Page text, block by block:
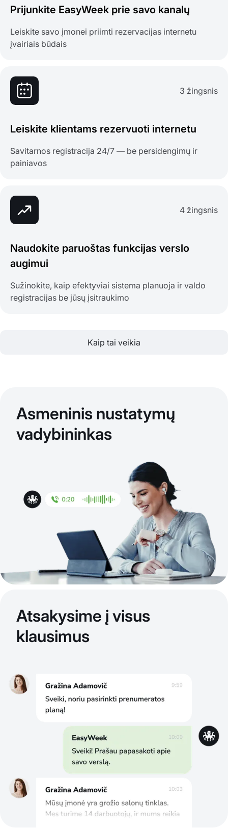
Prijunkite EasyWeek prie savo kanalų
Leiskite savo įmonei priimti rezervacijas internetu
įvairiais būdais
3 žingsnis
Leiskite klientams rezervuoti internetu
Savitarnos registracija 24/7 — be persidengimų ir
painiavos
4 žingsnis
Naudokite paruoštas funkcijas verslo
augimui
Sužinokite, kaip efektyviai sistema planuoja ir valdo
registracijas be jūsų įsitraukimo
Kaip tai veikia
Asmeninis nustatymų
vadybininkas
Atsakysime į visus
klausimus